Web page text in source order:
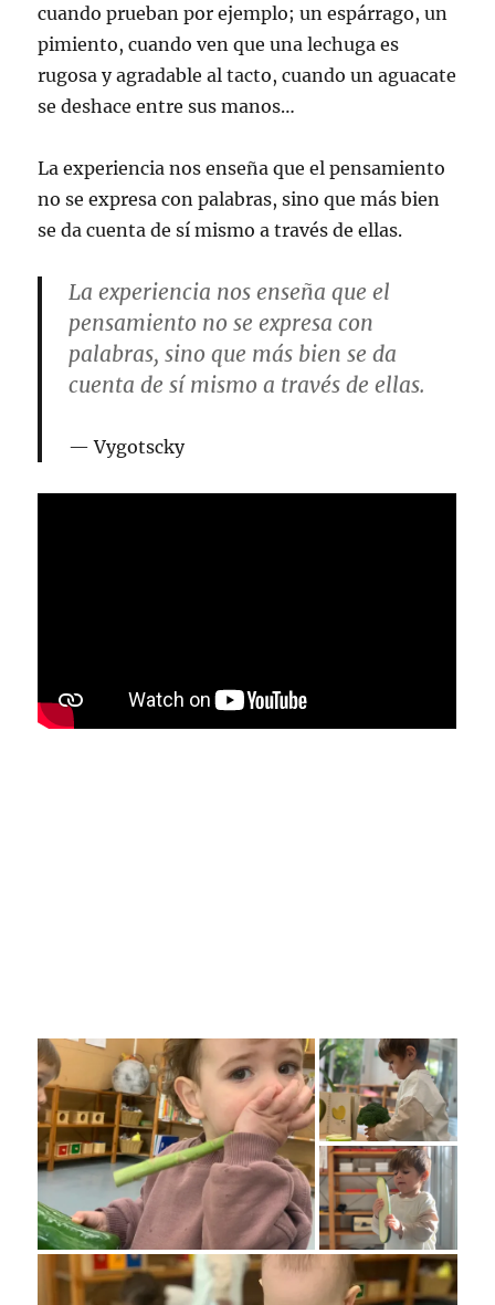
cuando prueban por ejemplo; un espárrago, un
pimiento, cuando ven que una lechuga es
rugosa y agradable al tacto, cuando un aguacate
se deshace entre sus manos…
La experiencia nos enseña que el pensamiento
no se expresa con palabras, sino que más bien
se da cuenta de sí mismo a través de ellas.
La experiencia nos enseña que el
pensamiento no se expresa con
palabras, sino que más bien se da
cuenta de sí mismo a través de ellas.
Vygotscky